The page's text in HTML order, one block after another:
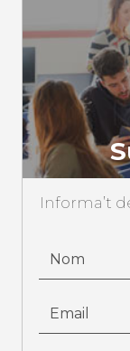
Informa’t